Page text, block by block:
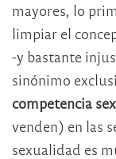
mayores, lo
limpiar el
-y bastante
sinónimo
competencia
venden) en las
sexualidad es